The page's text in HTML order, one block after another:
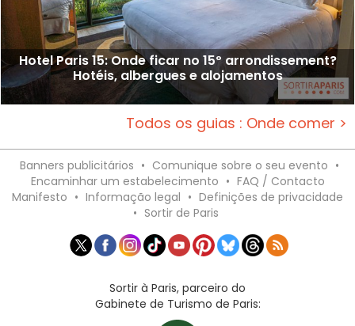
Hotel Paris 15: Onde ficar no 15º arrondissement?
Hotéis, albergues e alojamentos
Todos os guias : Onde comer >
Banners publicitários • Comunique sobre o seu evento •
Encaminhar um estabelecimento • FAQ / Contacto
Manifesto • Informação legal • Definições de privacidade
• Sortir de Paris
Sortir à Paris, parceiro do
Gabinete de Turismo de Paris: